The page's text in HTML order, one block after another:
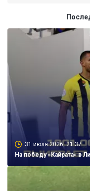
31 июля 2026, 21:37
На победу «Кайрата» в